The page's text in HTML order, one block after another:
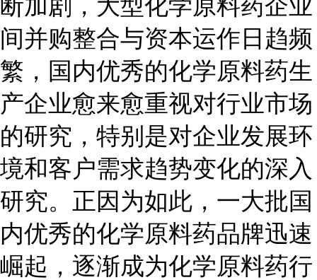
断加剧，大型化学原料药企业
间并购整合与资本运作日趋频
繁，国内优秀的化学原料药生
产企业愈来愈重视对行业市场
的研究，特别是对企业发展环
境和客户需求趋势变化的深入
研究。正因为如此，一大批国
内优秀的化学原料药品牌迅速
崛起，逐渐成为化学原料药行